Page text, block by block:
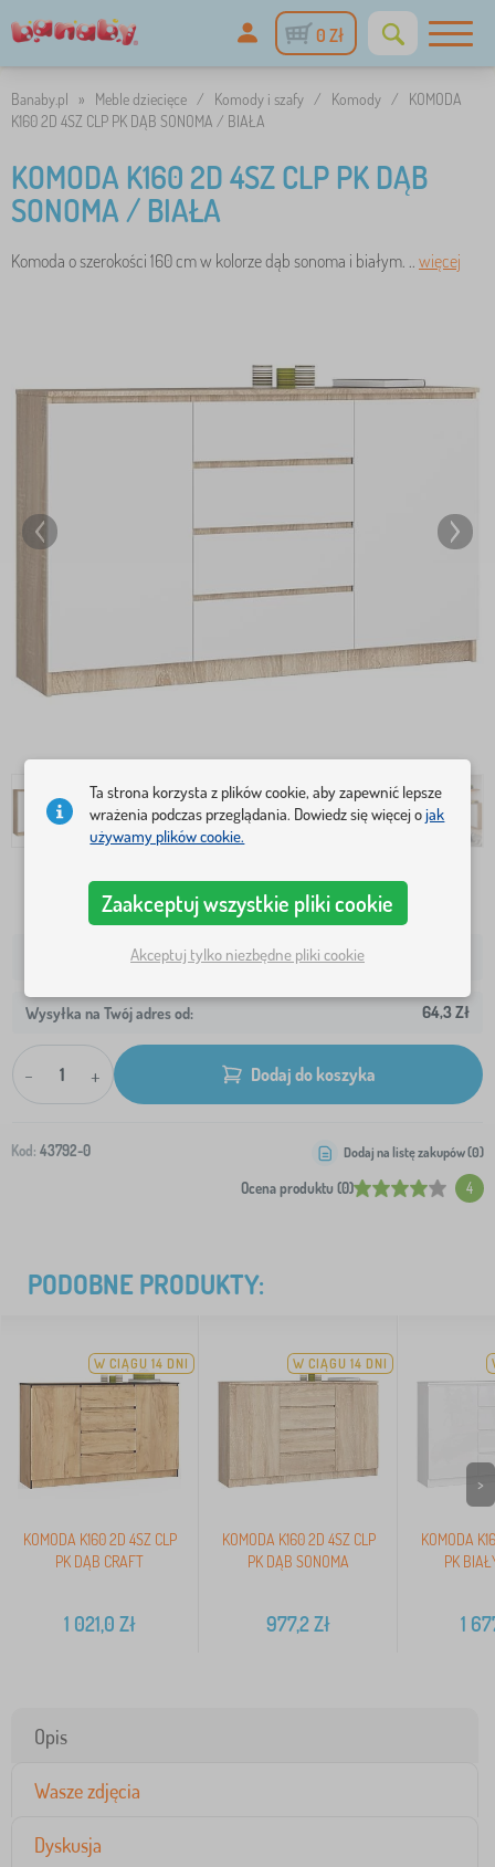
0 Zł
Banaby.pl » Meble dziecięce / Komody i szafy / Komody /
KOMODA
K160 2D 4SZ CLP PK DĄB SONOMA / BIAŁA
KOMODA K160 2D 4SZ CLP PK DĄB
SONOMA / BIAŁA
Komoda o szerokości 160 cm w kolorze dąb sonoma i białym. .. więcej
952,0 Zł
Wysyłka na Twój adres od: 64,3 Zł
- + Dodaj do koszyka
Kod: 43792-0
Ocena produktu (0) 4
Dodaj na listę zakupów (0)
PODOBNE PRODUKTY:
W CIĄGU 14 DNI
KOMODA K160 2D 4SZ CLP
PK DĄB CRAFT
1 021,0 Zł
W CIĄGU 14 DNI
KOMODA K160 2D 4SZ CLP
PK DĄB SONOMA
977,2Zł
KOMODA
PK
1
>
Opis
Wasze zdjęcia
Dyskusja
Ta strona korzysta z plików cookie, aby zapewnić lepsze
wrażenia podczas przeglądania. Dowiedz się więcej ojak
używamy plików cookie.
Zaakceptuj wszystkie pliki cookie
Akceptuj tylko niezbędne pliki cookie